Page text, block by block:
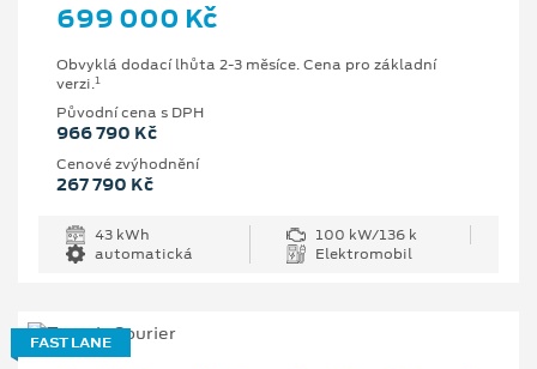
699 000 Kč
Obvyklá dodací lhůta 2-3 měsíce. Cena pro základní
verzi.1
Původní cena s DPH
966 790 Kč
Cenové zvýhodnění
267 790 Kč
43 kWh
100 kW/136 k
automatická
Elektromobil
FAST LANE